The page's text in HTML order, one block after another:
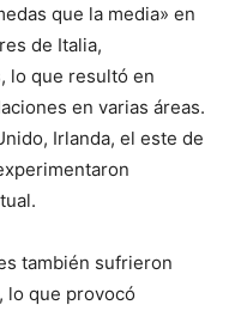
que la media» en
de Italia,
lo que resultó en
en varias áreas.
Irlanda, el este de
también sufrieron
lo que provocó